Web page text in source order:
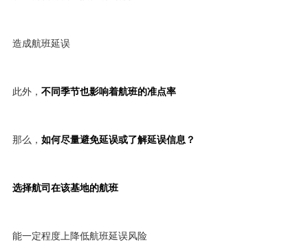
造成航班延误
此外， 不同季节也影响着航班的准点率
那么， 如何尽量避免延误或了解延误信息？
选择航司在该基地的航班
能一定程度上降低航班延误风险